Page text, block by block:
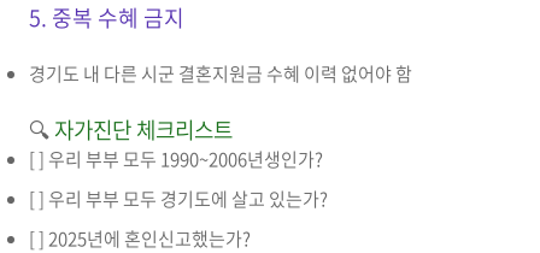
5. 중복 수혜 금지
경기도 내 다른 시군 결혼지원금 수혜 이력 없어야 함
🔍자가진단 체크리스트
[ ] 우리 부부 모두 1990~2006년생인가?
[ ] 우리 부부 모두 경기도에 살고 있는가?
[ ] 2025년에 혼인신고했는가?